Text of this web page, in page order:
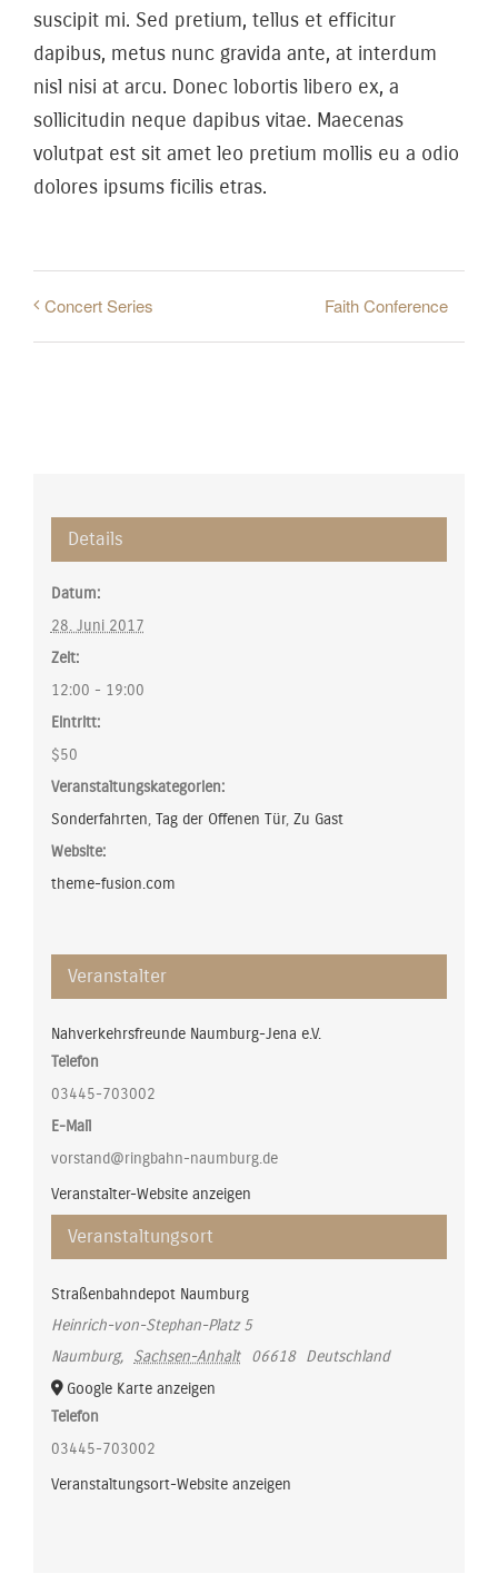
suscipit mi. Sed pretium, tellus et efficitur
dapibus, metus nunc gravida ante, at interdum
nisl nisi at arcu. Donec lobortis libero ex, a
sollicitudin neque dapibus vitae. Maecenas
volutpat est sit amet leo pretium mollis eu a odio
dolores ipsums ficilis etras.
Concert Series Faith Conference
Details
Datum:
28. Juni 2017
Zeit:
12:00 - 19:00
Eintritt:
$50
Veranstaltungskategorien:
Sonderfahrten, Tag der Offenen Tür, Zu Gast
Website:
theme-fusion.com
Veranstaltungsort
Straßenbahndepot Naumburg
Heinrich-von-Stephan-Platz 5
Naumburg, Sachsen-Anhalt 06618
Deutschland
Google Karte anzeigen
Telefon
03445-703002
Veranstaltungsort-Website anzeigen
Veranstalter
Nahverkehrsfreunde Naumburg-Jena e.V.
Telefon
03445-703002
E-Mail
vorstand@ringbahn-naumburg.de
Veranstalter-Website anzeigen